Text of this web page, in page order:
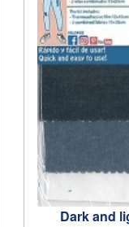
Dark and